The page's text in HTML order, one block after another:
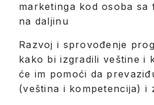
marketinga kod osoba
na daljinu
Razvoj i sprovođenje
kako bi izgradili veštine i
će im pomoći da
(veština i kompetencija)